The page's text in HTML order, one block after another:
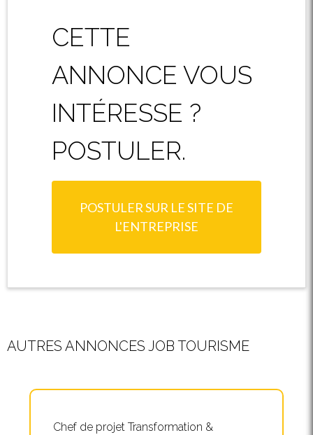
CETTE
ANNONCE VOUS
INTÉRESSE ?
POSTULER.
POSTULER SUR LE SITE DE
L'ENTREPRISE
AUTRES ANNONCES JOB TOURISME
Chef de projet Transformation &